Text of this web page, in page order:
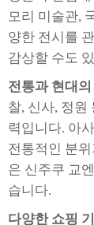
모리 미술관,
양한 전시를
감상할 수도
전통과 현대
찰, 신사, 정원
력입니다. 아
전통적인 분
은 신주쿠 교
습니다.
다양한 쇼핑